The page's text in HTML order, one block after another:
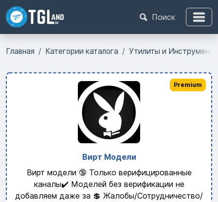
Поиск
Главная Категории каталога Утилиты и Инструменты
Вирт Модели
Вирт модели 🔞 Только верифицированные
каналы✔️ Моделей без верификации не
добавляем даже за 💲 Жалобы/Сотрудничество/
Premium